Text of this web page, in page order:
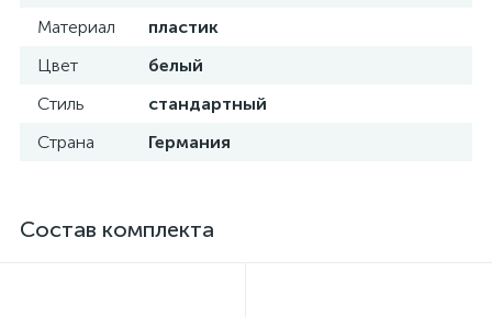
Материал
пластик
Цвет
белый
Стиль
стандартный
Страна
Германия
Состав комплекта